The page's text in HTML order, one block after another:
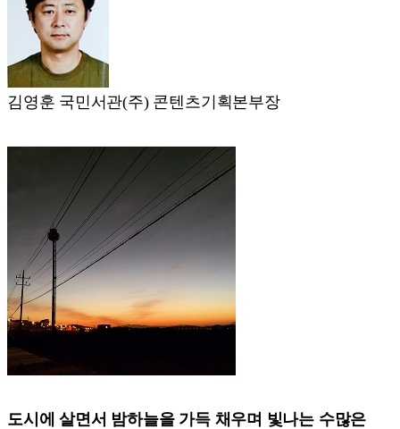
김영훈 국민서관(주) 콘텐츠기획본부장
도시에 살면서 밤하늘을 가득 채우며 빛나는 수많은